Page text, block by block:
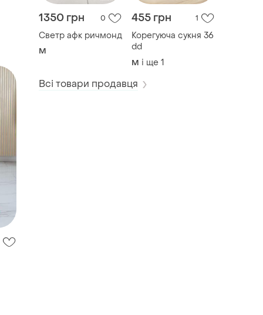
1350 грн 0
Светр афк ричмонд
M
455 грн 1
Корегуюча сукня 36
dd
M і ще 1
Всі товари продавця